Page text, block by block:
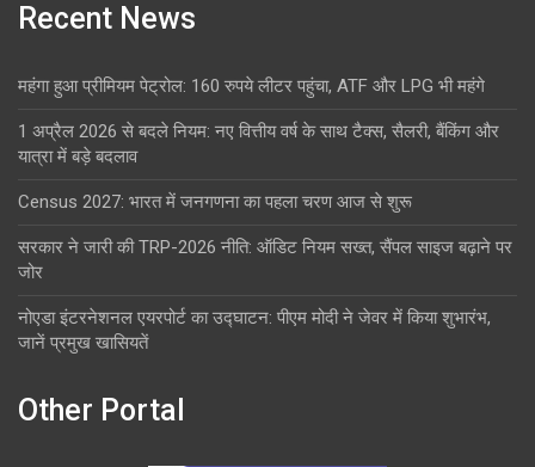
Recent News
महंगा हुआ प्रीमियम पेट्रोल: 160 रुपये लीटर पहुंचा, ATF और LPG भी महंगे
1 अप्रैल 2026 से बदले नियम: नए वित्तीय वर्ष के साथ टैक्स, सैलरी, बैंकिंग और
यात्रा में बड़े बदलाव
Census 2027: भारत में जनगणना का पहला चरण आज से शुरू
सरकार ने जारी की TRP-2026 नीति: ऑडिट नियम सख्त, सैंपल साइज बढ़ाने पर
जोर
नोएडा इंटरनेशनल एयरपोर्ट का उद्घाटन: पीएम मोदी ने जेवर में किया शुभारंभ,
जानें प्रमुख खासियतें
Other Portal